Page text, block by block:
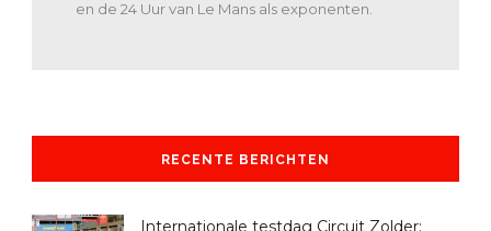
en de 24 Uur van Le Mans als exponenten.
RECENTE BERICHTEN
Internationale testdag Circuit Zolder: